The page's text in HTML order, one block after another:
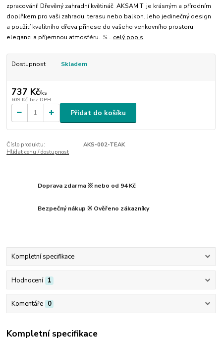
zpracování! Dřevěný zahradní květináč AKSAMIT je krásným a přírodním
doplňkem pro vaši zahradu, terasu nebo balkon. Jeho jedinečný design
a použití kvalitního dřeva přinese do vašeho venkovního prostoru
eleganci a příjemnou atmosféru. S... celý popis
Dostupnost Skladem
737 Kč/ks
609 Kč bez DPH
Přidat do košíku
Číslo produktu:
AKS-002-TEAK
Hlídat cenu / dostupnost
Doprava zdarma ※ nebo od 94 Kč
Bezpečný nákup ※ Ověřeno zákazníky
Kompletní specifikace
Hodnocení 1
Komentáře 0
Kompletní specifikace